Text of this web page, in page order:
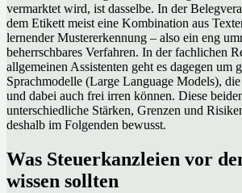
vermarktet wird, ist dasselbe. In der
dem Etikett meist eine Kombination aus
lernender Mustererkennung – also ein eng
beherrschbares Verfahren. In der fachlichen
allgemeinen Assistenten geht es dagegen um
Sprachmodelle (Large Language Models),
und dabei auch frei irren können. Diese
unterschiedliche Stärken, Grenzen und
deshalb im Folgenden bewusst.
Was Steuerkanzleien vor
wissen sollten